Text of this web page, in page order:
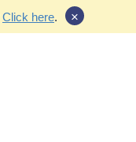
Click here. ×